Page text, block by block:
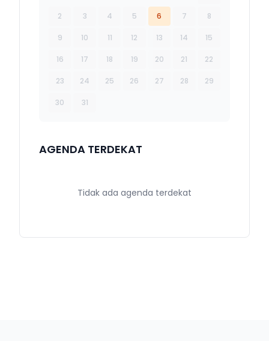
2 3 4 5 6 7 8
9 10 11 12 13 14 15
16 17 18 19 20 21 22
23 24 25 26 27 28 29
30 31
AGENDA TERDEKAT
Tidak ada agenda terdekat